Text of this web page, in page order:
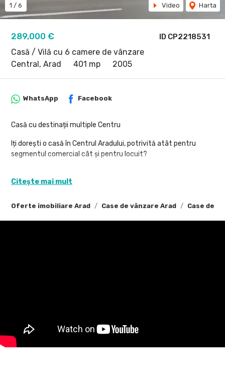
ID CP2218531
289,000 €
Casă / Vilă cu 6 camere de vânzare
Central, Arad
401 mp 2005
1 / 6 Video Harta
Oferte imobiliare Arad Case de vânzare Arad Case de
WhatsApp Facebook
Casă cu destinații multiple Centru
Iți dorești o casă în Centrul Aradului, potrivită atât pentru
segmentul comercial cât și pentru locuit?
etaj 1 și mansardă, cu o suprafață utilă de 401mp.
Imobilul a fost construit în anul 2005, este dotat cu centrală
parțial compartimentat.
-salon/clinică înfrumusețare
-HORECA.
Citește mai mult